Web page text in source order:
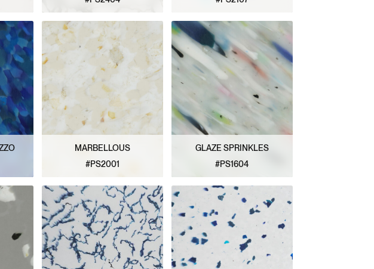
VER PATRÓN VER PATRÓN
MARBELLOUS
#PS2001
VER PATRÓN
GLAZE SPRINKLES
#PS1604
VER PATRÓN